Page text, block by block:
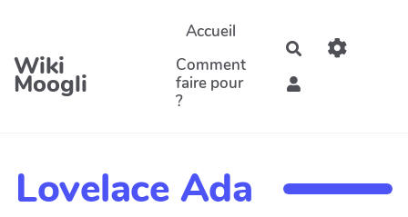
Aller au contenu principal
Wiki
Moogli
Accueil
Comment
faire pour
?
Rechercher
Lovelace Ada